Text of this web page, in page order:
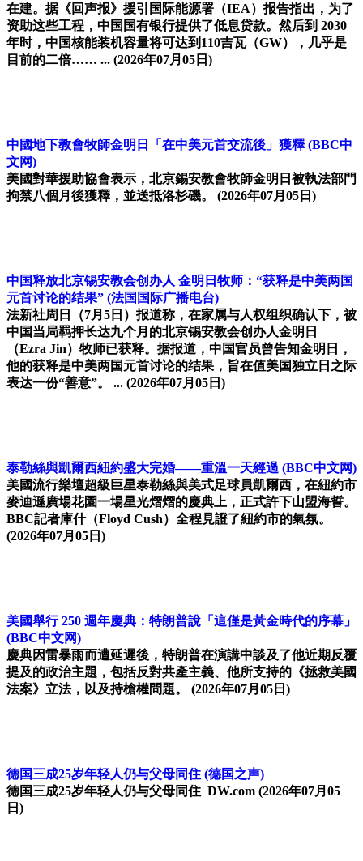
在建。据《回声报》援引国际能源署（IEA）报告指出，为了
资助这些工程，中国国有银行提供了低息贷款。然后到 2030
年时，中国核能装机容量将可达到110吉瓦（GW），几乎是
目前的二倍…… ... (2026年07月05日)
中國地下教會牧師金明日「在中美元首交流後」獲釋 (BBC中
文网)
美國對華援助協會表示，北京錫安教會牧師金明日被執法部門
拘禁八個月後獲釋，並送抵洛杉磯。
(2026年07月05日)
中国释放北京锡安教会创办人 金明日牧师：“获释是中美两国
元首讨论的结果” (法国国际广播电台)
法新社周日（7月5日）报道称，在家属与人权组织确认下，被
中国当局羁押长达九个月的北京锡安教会创办人金明日
（Ezra Jin）牧师已获释。据报道，中国官员曾告知金明日，
他的获释是中美两国元首讨论的结果，旨在值美国独立日之际
表达一份“善意”。 ... (2026年07月05日)
泰勒絲與凱爾西紐約盛大完婚——重溫一天經過 (BBC中文网)
美國流行樂壇超級巨星泰勒絲與美式足球員凱爾西，在紐約市
麥迪遜廣場花園一場星光熠熠的慶典上，正式許下山盟海誓。
BBC記者庫什（Floyd Cush）全程見證了紐約市的氣氛。
(2026年07月05日)
美國舉行 250 週年慶典：特朗普說「這僅是黃金時代的序幕」
(BBC中文网)
慶典因雷暴雨而遭延遲後，特朗普在演講中談及了他近期反覆
提及的政治主題，包括反對共產主義、他所支持的《拯救美國
法案》立法，以及持槍權問題。
(2026年07月05日)
德国三成25岁年轻人仍与父母同住 (德国之声)
德国三成25岁年轻人仍与父母同住 DW.com (2026年07月05
日)